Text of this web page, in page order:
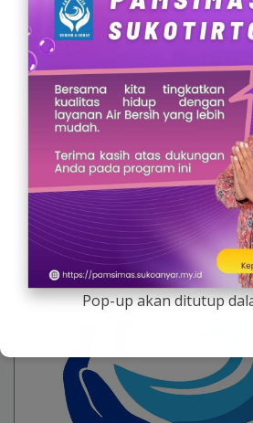
Pop-up akan ditutup
Galeri
All Card